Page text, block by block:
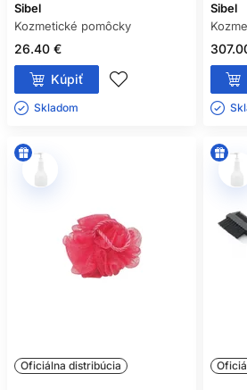
Sibel
Kozmetické pomôcky
26.40 €
Kúpiť
Skladom ㅤ
Sibel
Oficiálna distribúcia